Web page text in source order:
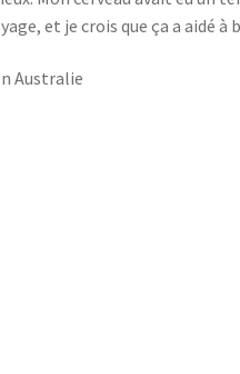
et je crois que ça a aidé à